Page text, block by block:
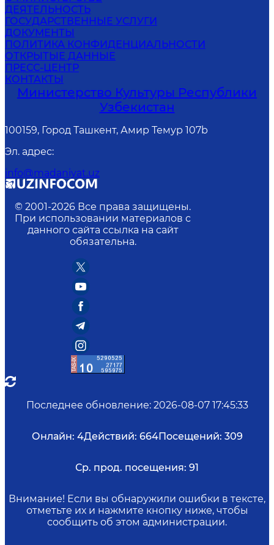
ДЕЯТЕЛЬНОСТЬ
ГОСУДАРСТВЕННЫЕ УСЛУГИ
ДОКУМЕНТЫ
ПОЛИТИКА КОНФИДЕНЦИАЛЬНОСТИ
ОТКРЫТЫЕ ДАННЫЕ
ПРЕСС-ЦЕНТР
КОНТАКТЫ
Министерство Культуры Республики
Узбекистан
100159, Город Ташкент, Амир Темур 107b
Эл. адрес:
info@madaniyat.uz
© 2001-2026 Все права защищены.
При использовании материалов с
данного сайта ссылка на сайт
обязательна.
Последнее обновление: 2026-08-07 17:45:33
Онлайн: 4Действий: 664Посещений: 309
Ср. прод. посещения: 91
Внимание! Если вы обнаружили ошибки в тексте,
отметьте их и нажмите кнопку ниже, чтобы
сообщить об этом администрации.